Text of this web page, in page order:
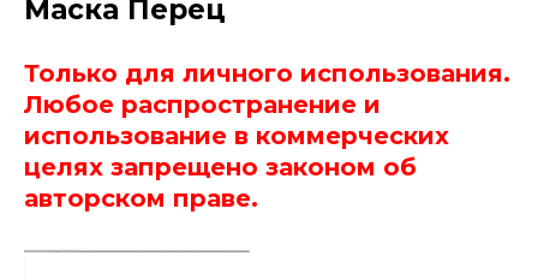
Маска Перец
Только для личного использования.
Любое распространение и
использование в коммерческих
целях запрещено законом об
авторском праве.